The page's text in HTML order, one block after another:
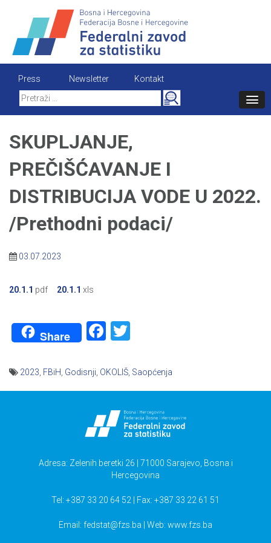
content
Press Newsletter
Kontakt
Search
for:
SKUPLJANJE,
PREČIŠĆAVANJE I
DISTRIBUCIJA VODE U 2022.
/Prethodni podaci/
03.07.2023
20.1.1 pdf 20.1.1 xls
Share Facebook
2023 FBiH Godisnji OKOLIŠ Saopćenja
Adresa: Zelenih beretki 26 | 71000 Sarajevo, Bosna i
Hercegovina
Tel: +387 33 20 64 52 | Fax: +387 33 22 61 51
Email: fedstat@fzs.ba | Web: www.fzs.ba